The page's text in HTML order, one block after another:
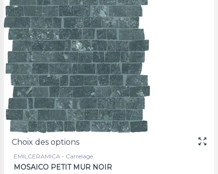
Choix des options
EMILCERAMICA - Carrelage
MOSAICO PETIT MUR NOIR